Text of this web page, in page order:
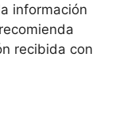
información
recibida con